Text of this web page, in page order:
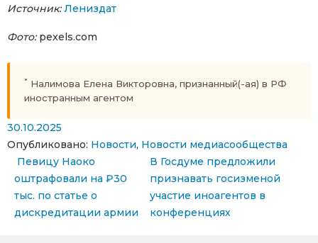
Источник: Лениздат
Фото:pexels.com
* Налимова Елена Викторовна, признанный(-ая) в РФ
иностранным агентом
30.10.2025
Опубликовано: Новости, Новости медиасообщества
Навигация по записям
Певицу Наоко
оштрафовали на ₽30
тыс. по статье о
дискредитации армии
В Госдуме предложили
признавать госизменой
участие иноагентов в
конференциях